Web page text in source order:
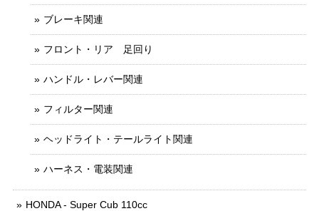
ブレーキ関連
フロント・リア 足回り
ハンドル・レバー関連
フィルター関連
ヘッドライト・テールライト関連
ハーネス・電装関連
HONDA - Super Cub 110cc